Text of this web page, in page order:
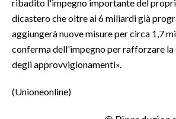
ribadito l'impegno importante del
dicastero che oltre ai 6 miliardi già
aggiungerà nuove misure per circa 1,7
conferma dell'impegno per rafforzare la
degli approvvigionamenti».
(Unioneonline)